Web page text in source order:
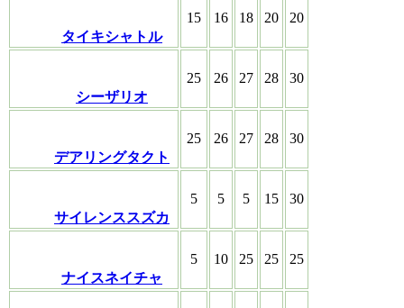
タイキシャトル
15 16 18 20 20
シーザリオ
25 26 27 28 30
デアリングタクト
25 26 27 28 30
サイレンススズカ
5 5 5 15 30
ナイスネイチャ
5 10 25 25 25